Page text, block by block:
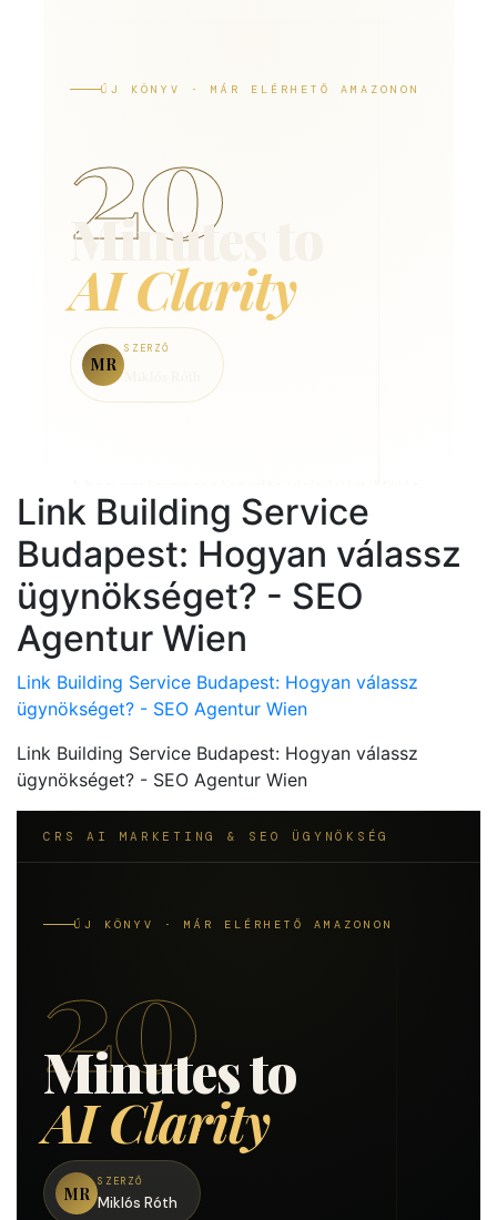
Link Building Service
Budapest: Hogyan válassz
ügynökséget? - SEO
Agentur Wien
Link Building Service Budapest: Hogyan válassz
ügynökséget? - SEO Agentur Wien
Link Building Service Budapest: Hogyan válassz
ügynökséget? - SEO Agentur Wien